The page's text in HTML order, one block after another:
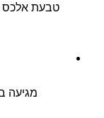
טבעת אלכס
מגיעה